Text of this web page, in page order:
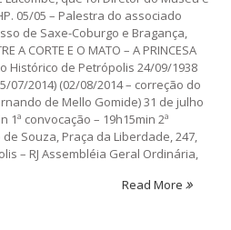
05/05 – Palestra do associado
de Saxe-Coburgo e Bragança,
A CORTE E O MATO – A PRINCESA
Histórico de Petrópolis 24/09/1938
07/2014) (02/08/2014 – correção do
de Mello Gomide) 31 de julho
1ª convocação – 19h15min 2ª
Souza, Praça da Liberdade, 247,
– RJ Assembléia Geral Ordinária,
Read More